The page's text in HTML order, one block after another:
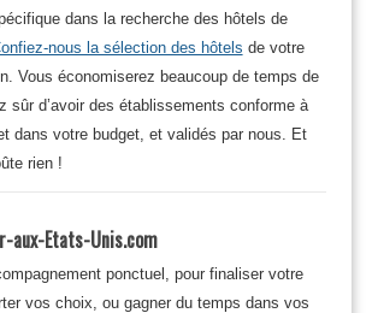
dans la recherche des hôtels de
nous la sélection des hôtels de votre
Vous économiserez beaucoup de temps de
sûr d’avoir des établissements conforme à
dans votre budget, et validés par nous. Et
rien !
aux-Etats-Unis.com
ponctuel, pour finaliser votre
vos choix, ou gagner du temps dans vos